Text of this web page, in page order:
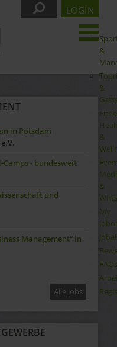
&
&
&
&
My
FAQs
LOGIN
in Potsdam
- bundesweit
und
Management“ in
Alle Jobs